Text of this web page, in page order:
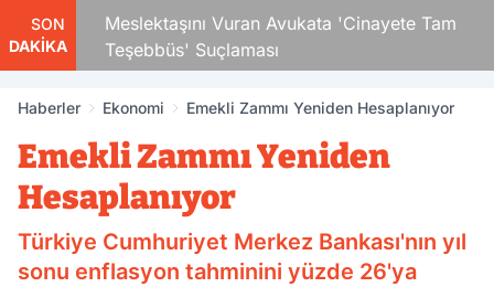
SON
DAKİKA
Meslektaşını Vuran Avukata 'Cinayete Tam
Teşebbüs' Suçlaması
Haberler Ekonomi Emekli Zammı Yeniden Hesaplanıyor
Emekli Zammı Yeniden
Hesaplanıyor
Türkiye Cumhuriyet Merkez Bankası'nın yıl
sonu enflasyon tahminini yüzde 26'ya